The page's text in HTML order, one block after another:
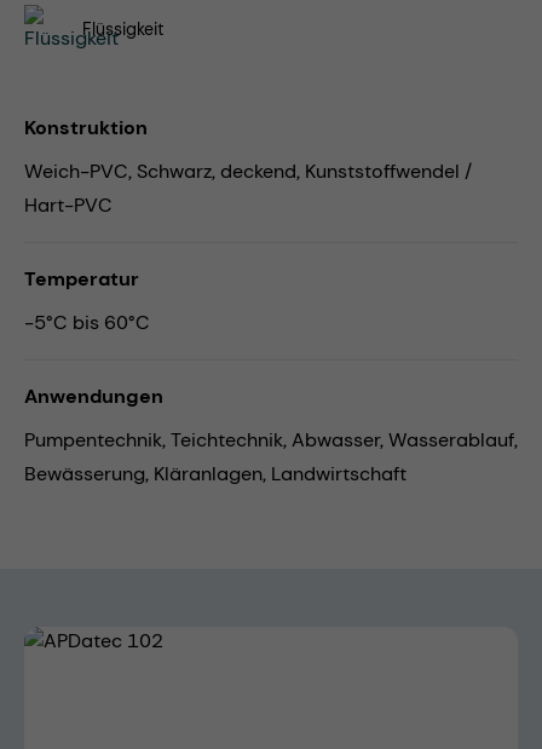
Flüssigkeit
Konstruktion
Weich-PVC, Schwarz, deckend, Kunststoffwendel /
Hart-PVC
Temperatur
-5°C bis 60°C
Anwendungen
Pumpentechnik,Teichtechnik,Abwasser,Wasserablauf,
Bewässerung, Kläranlagen, Landwirtschaft
Bildergalerie überspringen